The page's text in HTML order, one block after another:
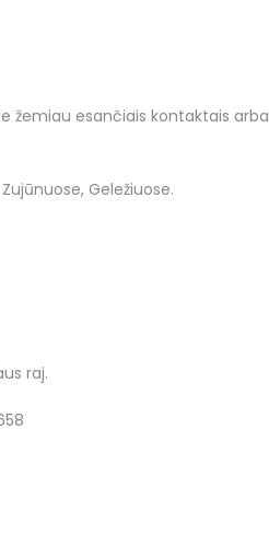
žemiau esančiais kontaktais arba
Geležiuose.
raj.